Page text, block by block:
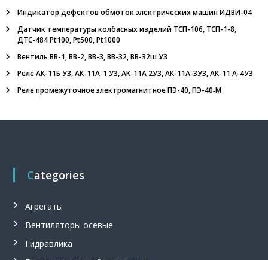
Индикатор дефектов обмоток электрических машин ИДВИ-04
Датчик температуры колбасных изделий ТСП-106, ТСП-1-8,
ДТС-484 Pt100, Pt500, Pt1000
Вентиль ВВ-1, ВВ-2, ВВ-3, ВВ-32, ВВ-32ш У3
Реле АК-11Б У3, АК-11А-1 У3, АК-11А 2У3, АК-11А-3У3, АК-11 А-4У3
Реле промежуточное электромагнитное ПЭ-40, ПЭ-40‑М
Categories
Агрегаты
Вентиляторы осевые
Гидравлика